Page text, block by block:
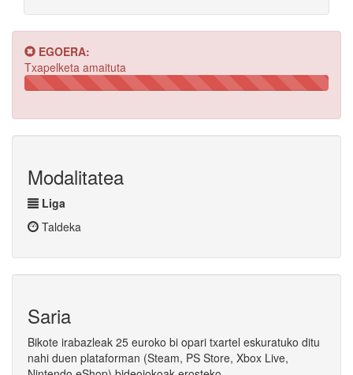
EGOERA:
Txapelketa amaituta
Amaituta
Modalitatea
Liga
Taldeka
Saria
Bikote irabazleak 25 euroko bi opari txartel eskuratuko ditu
nahi duen plataforman (Steam, PS Store, Xbox Live,